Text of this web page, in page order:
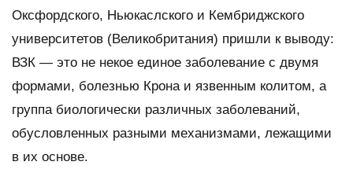
Оксфордского, Ньюкаслского и Кембриджского
университетов (Великобритания) пришли к выводу:
ВЗК — это не некое единое заболевание с двумя
формами, болезнью Крона и язвенным колитом, а
группа биологически различных заболеваний,
обусловленных разными механизмами, лежащими
в их основе.